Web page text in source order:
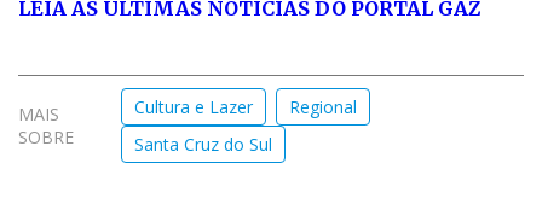
LEIA AS ÚLTIMAS NOTÍCIAS DO PORTAL GAZ
MAIS
SOBRE
Cultura e Lazer
Regional
Santa Cruz do Sul